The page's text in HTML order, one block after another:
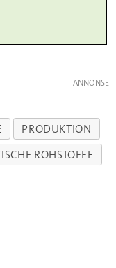
PRODUKTION
ROHSTOFFE